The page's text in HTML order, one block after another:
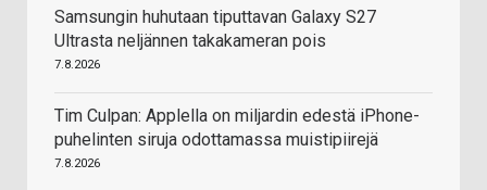
Samsungin huhutaan tiputtavan Galaxy S27
Ultrasta neljännen takakameran pois
7.8.2026
Tim Culpan: Applella on miljardin edestä iPhone-
puhelinten siruja odottamassa muistipiirejä
7.8.2026